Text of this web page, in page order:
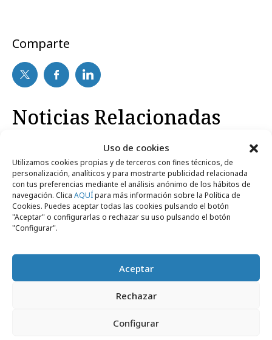
Uso de cookies
Utilizamos cookies propias y de terceros con fines técnicos, de
personalización, analíticos y para mostrarte publicidad relacionada
con tus preferencias mediante el análisis anónimo de los hábitos de
navegación. Clica AQUÍpara más información sobre la Política de
Cookies. Puedes aceptar todas las cookies pulsando el botón
"Aceptar" o configurarlas o rechazar su uso pulsando el botón
"Configurar".
Aceptar
Rechazar
Configurar
Comparte
Noticias Relacionadas
No se han encontrado noticias relacionadas.
Artículos recientes
Empresas y Negocios